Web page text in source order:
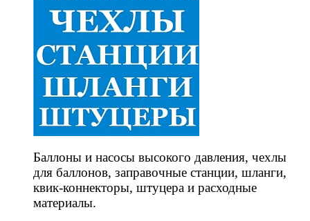
Баллоны и насосы высокого давления, чехлы
для баллонов, заправочные станции, шланги,
квик-коннекторы, штуцера и расходные
материалы.